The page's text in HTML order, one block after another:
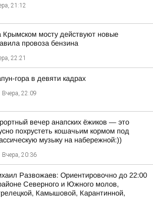
21:12
Крымском мосту действуют новые
провоза бензина
22:21
гора в девяти кадрах
Вчера, 22:09
вечер анапских ёжиков — это
похрустеть кошачьим кормом под
музыку на набережной:))
Вчера, 20:36
Развожаев: Ориентировочно до 22:00
Северного и Южного молов,
Камышовой, Карантинной,